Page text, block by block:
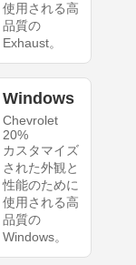
使用される高
品質の
Exhaust。
Windows
Chevrolet
20%
カスタマイズ
された外観と
性能のために
使用される高
品質の
Windows。